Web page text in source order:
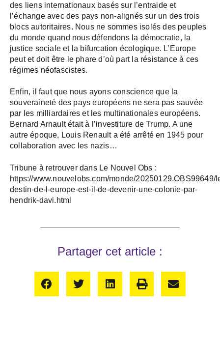
des liens internationaux basés sur l’entraide et
l’échange avec des pays non-alignés sur un des trois
blocs autoritaires. Nous ne sommes isolés des peuples
du monde quand nous défendons la démocratie, la
justice sociale et la bifurcation écologique. L’Europe
peut et doit être le phare d’où part la résistance à ces
régimes néofascistes.
Enfin, il faut que nous ayons conscience que la
souveraineté des pays européens ne sera pas sauvée
par les milliardaires et les multinationales européens.
Bernard Arnault était à l’investiture de Trump. A une
autre époque, Louis Renault a été arrêté en 1945 pour
collaboration avec les nazis…
Tribune à retrouver dans Le Nouvel Obs :
https://www.nouvelobs.com/monde/20250129.OBS99649/
destin-de-l-europe-est-il-de-devenir-une-colonie-par-
hendrik-davi.html
Partager cet article :